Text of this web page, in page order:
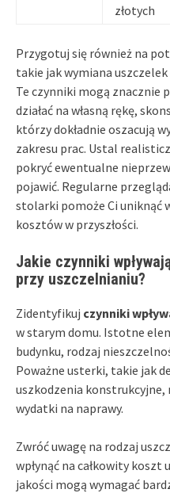
złotych
Przygotuj się również na
takie jak wymiana
Te czynniki mogą znacznie
działać na własną rękę,
którzy dokładnie oszacują
zakresu prac. Ustal
pokryć ewentualne
pojawić. Regularne
stolarki pomoże Ci uniknąć
kosztów w przyszłości.
Jakie czynniki
przy uszczelnianiu?
Zidentyfikuj czynniki
w starym domu. Istotne
budynku, rodzaj
Poważne usterki, takie jak
uszkodzenia konstrukcyjne,
wydatki na naprawy.
Zwróć uwagę na rodzaj
wpłynąć na całkowity
jakości mogą wymagać